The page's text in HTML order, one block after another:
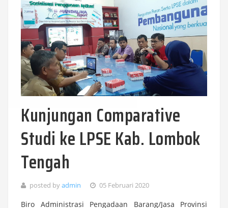
Kunjungan Comparative
Studi ke LPSE Kab. Lombok
Tengah
posted byadmin 05 Februari 2020
Biro Administrasi Pengadaan Barang/Jasa Provinsi